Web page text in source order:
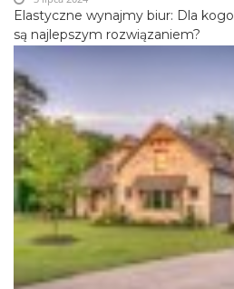
Elastyczne wynajmy biur: Dla kogo
są najlepszym rozwiązaniem?